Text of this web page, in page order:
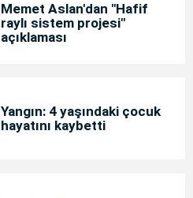
Memet Aslan'dan "Hafif
raylı sistem projesi"
açıklaması
Yangın: 4 yaşındaki çocuk
hayatını kaybetti